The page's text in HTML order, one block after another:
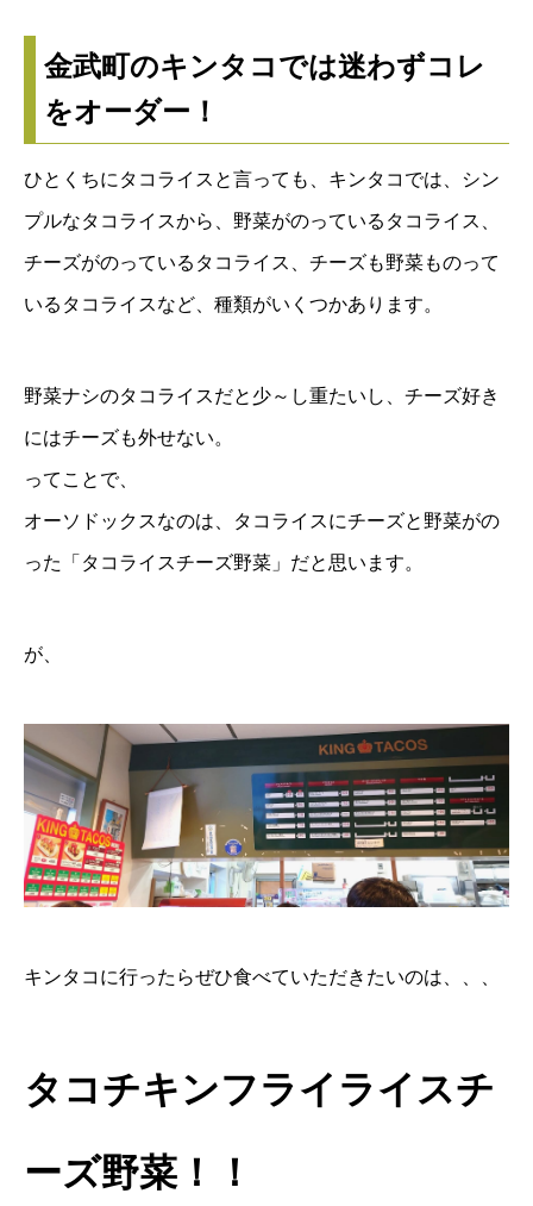
金武町のキンタコでは迷わずコレ
をオーダー！
ひとくちにタコライスと言っても、キンタコでは、シン
プルなタコライスから、野菜がのっているタコライス、
チーズがのっているタコライス、チーズも野菜ものって
いるタコライスなど、種類がいくつかあります。
野菜ナシのタコライスだと少～し重たいし、チーズ好き
にはチーズも外せない。
ってことで、
オーソドックスなのは、タコライスにチーズと野菜がの
った「タコライスチーズ野菜」だと思います。
が、
キンタコに行ったらぜひ食べていただきたいのは、、、
タコチキンフライライスチ
ーズ野菜！！